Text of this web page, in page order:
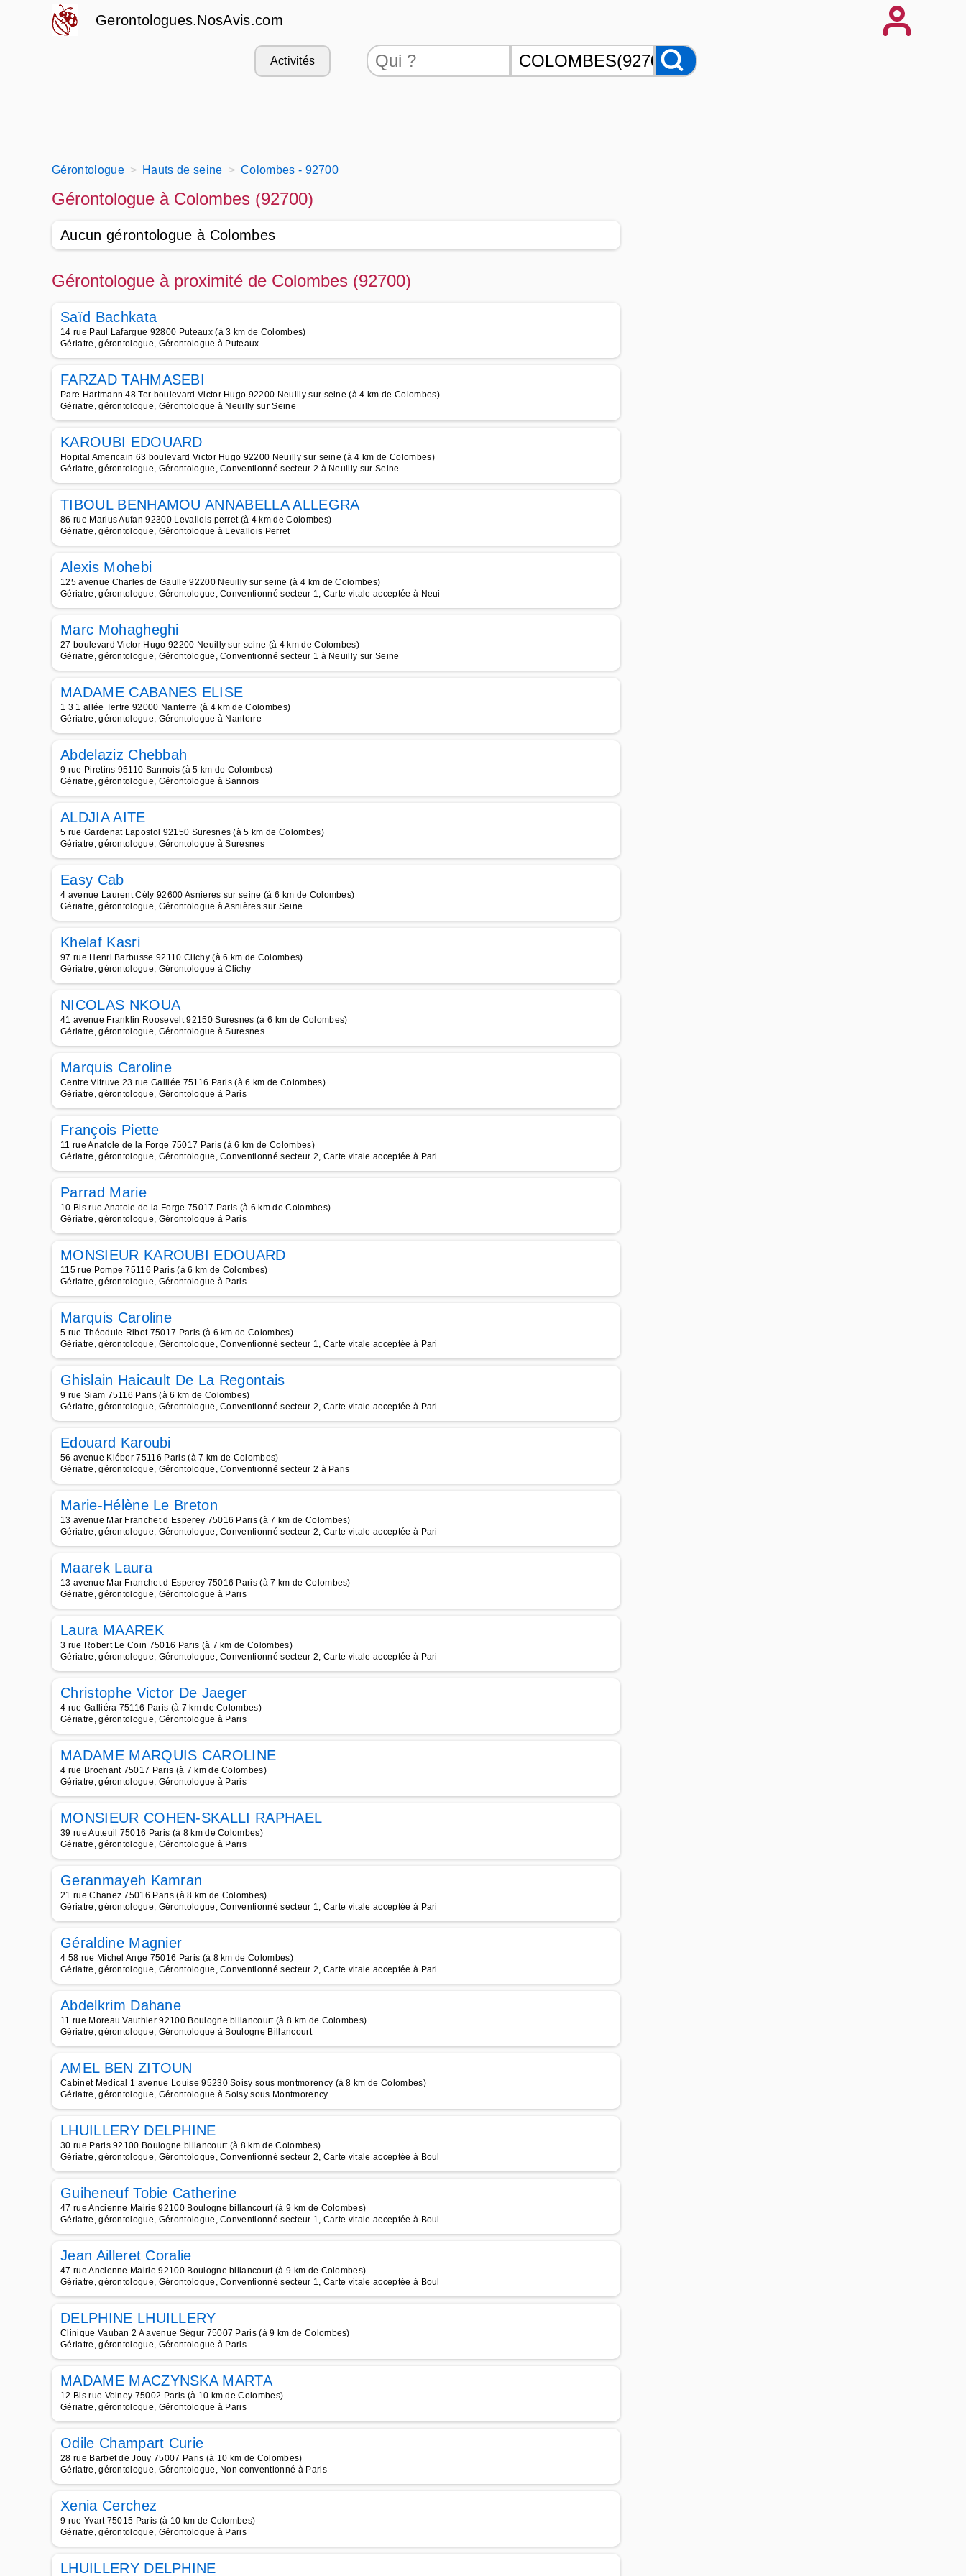
Gerontologues.NosAvis.com
Activités
Gérontologue Hauts de seine Colombes - 92700
Gérontologue à Colombes (92700)
Aucun gérontologue à Colombes
Gérontologue à proximité de Colombes (92700)
Saïd Bachkata
14 rue Paul Lafargue 92800 Puteaux (à 3 km de Colombes)
Gériatre, gérontologue, Gérontologue à Puteaux
FARZAD TAHMASEBI
Pare Hartmann 48 Ter boulevard Victor Hugo 92200 Neuilly sur seine (à 4 km de Colombes)
Gériatre, gérontologue, Gérontologue à Neuilly sur Seine
KAROUBI EDOUARD
Hopital Americain 63 boulevard Victor Hugo 92200 Neuilly sur seine (à 4 km de Colombes)
Gériatre, gérontologue, Gérontologue, Conventionné secteur 2 à Neuilly sur Seine
TIBOUL BENHAMOU ANNABELLA ALLEGRA
86 rue Marius Aufan 92300 Levallois perret (à 4 km de Colombes)
Gériatre, gérontologue, Gérontologue à Levallois Perret
Alexis Mohebi
125 avenue Charles de Gaulle 92200 Neuilly sur seine (à 4 km de Colombes)
Gériatre, gérontologue, Gérontologue, Conventionné secteur 1, Carte vitale acceptée à Neui
Marc Mohagheghi
27 boulevard Victor Hugo 92200 Neuilly sur seine (à 4 km de Colombes)
Gériatre, gérontologue, Gérontologue, Conventionné secteur 1 à Neuilly sur Seine
MADAME CABANES ELISE
1 3 1 allée Tertre 92000 Nanterre (à 4 km de Colombes)
Gériatre, gérontologue, Gérontologue à Nanterre
Abdelaziz Chebbah
9 rue Piretins 95110 Sannois (à 5 km de Colombes)
Gériatre, gérontologue, Gérontologue à Sannois
ALDJIA AITE
5 rue Gardenat Lapostol 92150 Suresnes (à 5 km de Colombes)
Gériatre, gérontologue, Gérontologue à Suresnes
Easy Cab
4 avenue Laurent Cély 92600 Asnieres sur seine (à 6 km de Colombes)
Gériatre, gérontologue, Gérontologue à Asnières sur Seine
Khelaf Kasri
97 rue Henri Barbusse 92110 Clichy (à 6 km de Colombes)
Gériatre, gérontologue, Gérontologue à Clichy
NICOLAS NKOUA
41 avenue Franklin Roosevelt 92150 Suresnes (à 6 km de Colombes)
Gériatre, gérontologue, Gérontologue à Suresnes
Marquis Caroline
Centre Vitruve 23 rue Galilée 75116 Paris (à 6 km de Colombes)
Gériatre, gérontologue, Gérontologue à Paris
François Piette
11 rue Anatole de la Forge 75017 Paris (à 6 km de Colombes)
Gériatre, gérontologue, Gérontologue, Conventionné secteur 2, Carte vitale acceptée à Pari
Parrad Marie
10 Bis rue Anatole de la Forge 75017 Paris (à 6 km de Colombes)
Gériatre, gérontologue, Gérontologue à Paris
MONSIEUR KAROUBI EDOUARD
115 rue Pompe 75116 Paris (à 6 km de Colombes)
Gériatre, gérontologue, Gérontologue à Paris
Marquis Caroline
5 rue Théodule Ribot 75017 Paris (à 6 km de Colombes)
Gériatre, gérontologue, Gérontologue, Conventionné secteur 1, Carte vitale acceptée à Pari
Ghislain Haicault De La Regontais
9 rue Siam 75116 Paris (à 6 km de Colombes)
Gériatre, gérontologue, Gérontologue, Conventionné secteur 2, Carte vitale acceptée à Pari
Edouard Karoubi
56 avenue Kléber 75116 Paris (à 7 km de Colombes)
Gériatre, gérontologue, Gérontologue, Conventionné secteur 2 à Paris
Marie-Hélène Le Breton
13 avenue Mar Franchet d Esperey 75016 Paris (à 7 km de Colombes)
Gériatre, gérontologue, Gérontologue, Conventionné secteur 2, Carte vitale acceptée à Pari
Maarek Laura
13 avenue Mar Franchet d Esperey 75016 Paris (à 7 km de Colombes)
Gériatre, gérontologue, Gérontologue à Paris
Laura MAAREK
3 rue Robert Le Coin 75016 Paris (à 7 km de Colombes)
Gériatre, gérontologue, Gérontologue, Conventionné secteur 2, Carte vitale acceptée à Pari
Christophe Victor De Jaeger
4 rue Galliéra 75116 Paris (à 7 km de Colombes)
Gériatre, gérontologue, Gérontologue à Paris
MADAME MARQUIS CAROLINE
4 rue Brochant 75017 Paris (à 7 km de Colombes)
Gériatre, gérontologue, Gérontologue à Paris
MONSIEUR COHEN-SKALLI RAPHAEL
39 rue Auteuil 75016 Paris (à 8 km de Colombes)
Gériatre, gérontologue, Gérontologue à Paris
Geranmayeh Kamran
21 rue Chanez 75016 Paris (à 8 km de Colombes)
Gériatre, gérontologue, Gérontologue, Conventionné secteur 1, Carte vitale acceptée à Pari
Géraldine Magnier
4 58 rue Michel Ange 75016 Paris (à 8 km de Colombes)
Gériatre, gérontologue, Gérontologue, Conventionné secteur 2, Carte vitale acceptée à Pari
Abdelkrim Dahane
11 rue Moreau Vauthier 92100 Boulogne billancourt (à 8 km de Colombes)
Gériatre, gérontologue, Gérontologue à Boulogne Billancourt
AMEL BEN ZITOUN
Cabinet Medical 1 avenue Louise 95230 Soisy sous montmorency (à 8 km de Colombes)
Gériatre, gérontologue, Gérontologue à Soisy sous Montmorency
LHUILLERY DELPHINE
30 rue Paris 92100 Boulogne billancourt (à 8 km de Colombes)
Gériatre, gérontologue, Gérontologue, Conventionné secteur 2, Carte vitale acceptée à Boul
Guiheneuf Tobie Catherine
47 rue Ancienne Mairie 92100 Boulogne billancourt (à 9 km de Colombes)
Gériatre, gérontologue, Gérontologue, Conventionné secteur 1, Carte vitale acceptée à Boul
Jean Ailleret Coralie
47 rue Ancienne Mairie 92100 Boulogne billancourt (à 9 km de Colombes)
Gériatre, gérontologue, Gérontologue, Conventionné secteur 1, Carte vitale acceptée à Boul
DELPHINE LHUILLERY
Clinique Vauban 2 A avenue Ségur 75007 Paris (à 9 km de Colombes)
Gériatre, gérontologue, Gérontologue à Paris
MADAME MACZYNSKA MARTA
12 Bis rue Volney 75002 Paris (à 10 km de Colombes)
Gériatre, gérontologue, Gérontologue à Paris
Odile Champart Curie
28 rue Barbet de Jouy 75007 Paris (à 10 km de Colombes)
Gériatre, gérontologue, Gérontologue, Non conventionné à Paris
Xenia Cerchez
9 rue Yvart 75015 Paris (à 10 km de Colombes)
Gériatre, gérontologue, Gérontologue à Paris
LHUILLERY DELPHINE